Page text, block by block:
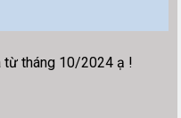
từ tháng 10/2024 ạ !